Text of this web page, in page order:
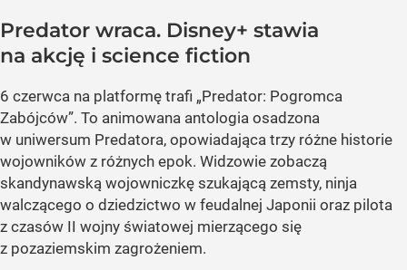
Predator wraca. Disney+ stawia
na akcję i science fiction
6 czerwca na platformę trafi „Predator: Pogromca
Zabójców”. To animowana antologia osadzona
w uniwersum Predatora, opowiadająca trzy różne historie
wojowników z różnych epok. Widzowie zobaczą
skandynawską wojowniczkę szukającą zemsty, ninja
walczącego o dziedzictwo w feudalnej Japonii oraz pilota
z czasów II wojny światowej mierzącego się
z pozaziemskim zagrożeniem.